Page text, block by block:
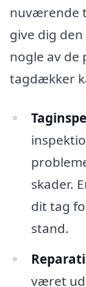
nuværende
give dig
nogle av de
tagdækker
skader.
dit tag
stand.
været